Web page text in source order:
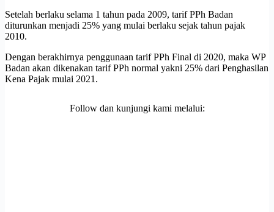
Setelah berlaku selama 1 tahun pada 2009, tarif PPh Badan
diturunkan menjadi 25% yang mulai berlaku sejak tahun pajak
2010.
Dengan berakhirnya penggunaan tarif PPh Final di 2020, maka WP
Badan akan dikenakan tarif PPh normal yakni 25% dari Penghasilan
Kena Pajak mulai 2021.
Follow dan kunjungi kami melalui: